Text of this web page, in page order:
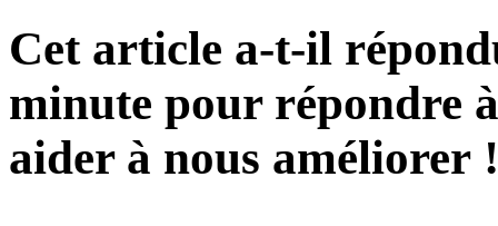
Cet article a-t-il
minute pour répondre
aider à nous améliorer !